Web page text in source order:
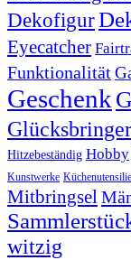
Dekofigur
Eyecatcher
Funktionalität
Geschenk
Glücksbringer
Hitzebeständig Hobby
Kunstwerke
Mitbringsel
witzig